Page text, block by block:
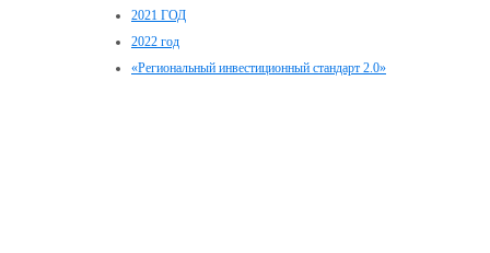
2021 ГОД
2022 год
«Региональный инвестиционный стандарт 2.0»